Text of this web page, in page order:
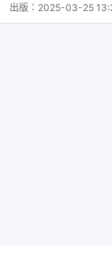
出版： 2025-03-25